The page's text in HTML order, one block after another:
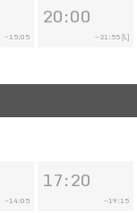
~15:05
20:00
~ 21:55 [L]
~ 14:05
17:20
~ 19:15